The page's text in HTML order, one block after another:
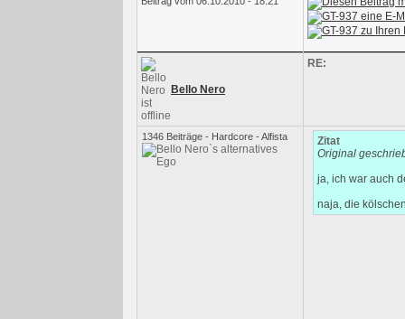
Bello Nero
RE:
1346 Beiträge - Hardcore - Alfista
Zitat
Original
ja, ich war auch
naja, die